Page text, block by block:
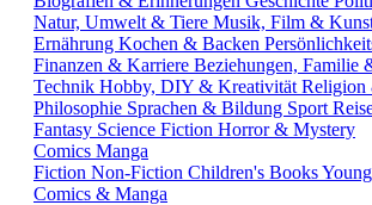
Natur, Umwelt & Tiere Musik, Film &
Ernährung Kochen & Backen
Finanzen & Karriere Beziehungen, Familie
Technik Hobby, DIY & Kreativität Religion
Philosophie Sprachen & Bildung Sport
Fantasy Science Fiction Horror & Mystery
Comics Manga
Fiction Non-Fiction Children's Books
Comics & Manga